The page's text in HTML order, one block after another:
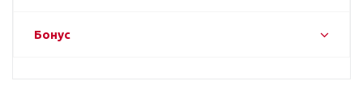
Бонус